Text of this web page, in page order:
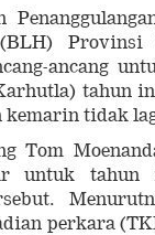
Provinsi
ancang
tahun
kemarin tidak
Tom
untuk
perkara